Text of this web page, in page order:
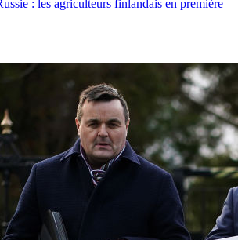
: les agriculteurs finlandais en première